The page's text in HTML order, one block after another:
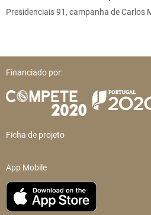
Presidenciais 91, campanha de Carlos
Financiado por:
Ficha de projeto
App Mobile